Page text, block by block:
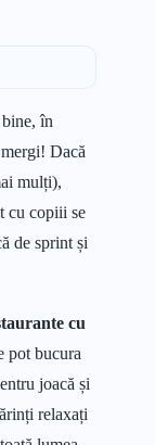
în
Dacă
mulți),
cu copiii se
de sprint și
cu
pot bucura
joacă și
relaxați